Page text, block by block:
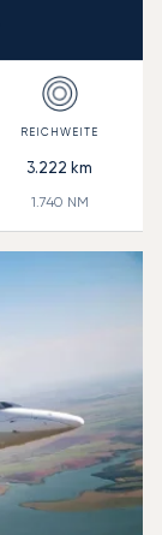
3.222 km
1.740 NM